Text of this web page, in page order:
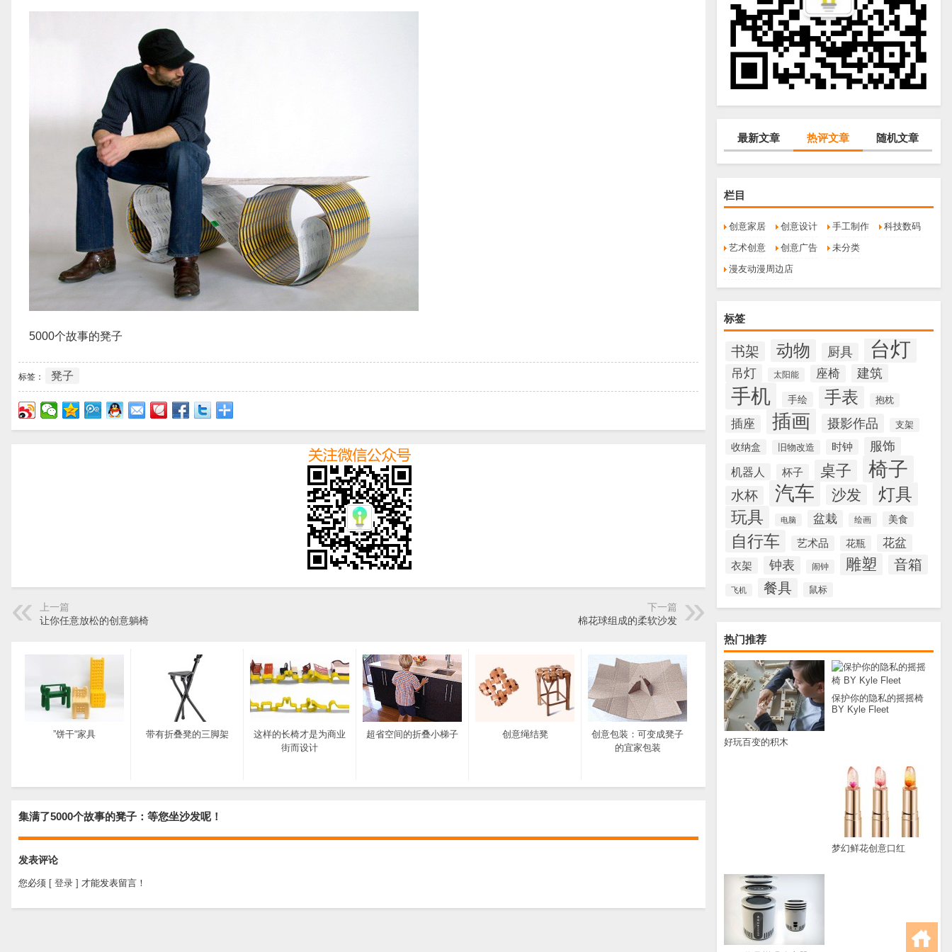
最新文章 热评文章 随机文章
栏目
创意家居 创意设计 手工制作
科技数码
艺术创意
创意广告
未分类
漫友动漫周边店
标签
书架 动物 厨具 台灯
吊灯 太阳能 座椅 建筑
手机 手绘 手表 抱枕
插座 插画 摄影作品 支架
收纳盒 旧物改造 时钟 服饰
机器人 杯子 桌子 椅子
水杯 汽车 沙发 灯具
玩具 电脑 盆栽 绘画 美食
自行车 艺术品 花瓶 花盆
衣架 钟表 闹钟 雕塑 音箱
飞机 餐具 鼠标
热门推荐
好玩百变的积木
保护你的隐私的摇摇椅
BY Kyle Fleet
梦幻鲜花创意口红
5000个故事的凳子
标签： 凳子
上一篇
让你任意放松的创意躺椅
下一篇
棉花球组成的柔软沙发
”饼干“家具 带有折叠凳的三脚架
这样的长椅才是为商业
街而设计
超省空间的折叠小梯子 创意绳结凳
创意包装：可变成凳子
的宜家包装
集满了5000个故事的凳子：等您坐沙发呢！
发表评论
您必须 [ 登录 ] 才能发表留言！